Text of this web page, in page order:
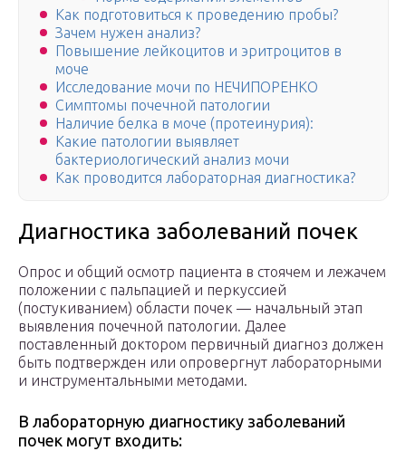
Как подготовиться к проведению пробы?
Зачем нужен анализ?
Повышение лейкоцитов и эритроцитов в
моче
Исследование мочи по НЕЧИПОРЕНКО
Симптомы почечной патологии
Наличие белка в моче (протеинурия):
Какие патологии выявляет
бактериологический анализ мочи
Как проводится лабораторная диагностика?
Диагностика заболеваний почек
Опрос и общий осмотр пациента в стоячем и лежачем
положении с пальпацией и перкуссией
(постукиванием) области почек — начальный этап
выявления почечной патологии. Далее
поставленный доктором первичный диагноз должен
быть подтвержден или опровергнут лабораторными
и инструментальными методами.
В лабораторную диагностику заболеваний
почек могут входить: